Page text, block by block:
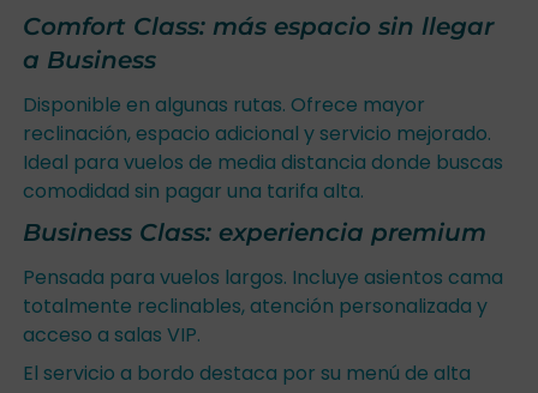
Comfort Class: más espacio sin llegar
a Business
Disponible en algunas rutas. Ofrece mayor
reclinación, espacio adicional y servicio mejorado.
Ideal para vuelos de media distancia donde buscas
comodidad sin pagar una tarifa alta.
Business Class: experiencia premium
Pensada para vuelos largos. Incluye asientos cama
totalmente reclinables, atención personalizada y
acceso a salas VIP.
El servicio a bordo destaca por su menú de alta